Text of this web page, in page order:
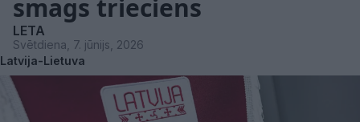
smags trieciens
LETA
Svētdiena, 7. jūnijs, 2026
Latvija-Lietuva